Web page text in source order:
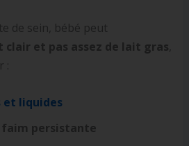
de sein, bébé peut
clair et pas assez de lait gras
:
et liquides
faim persistante